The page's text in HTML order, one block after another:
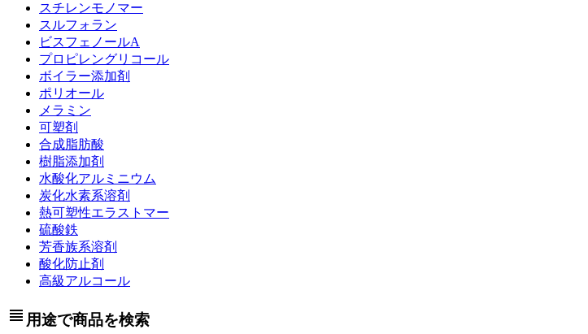
スチレンモノマー
スルフォラン
ビスフェノールA
プロピレングリコール
ボイラー添加剤
ポリオール
メラミン
可塑剤
合成脂肪酸
樹脂添加剤
水酸化アルミニウム
炭化水素系溶剤
熱可塑性エラストマー
硫酸鉄
芳香族系溶剤
酸化防止剤
高級アルコール
view_headline 用途で商品を検索